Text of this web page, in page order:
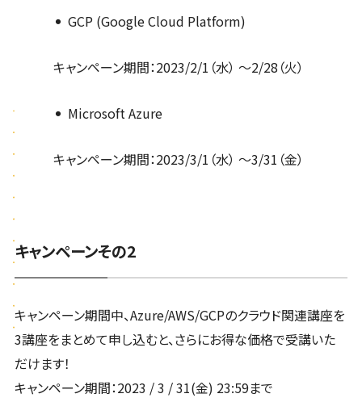
GCP (Google Cloud Platform)
キャンペーン期間：2023/2/1（水） ～2/28（火）
Microsoft Azure
キャンペーン期間：2023/3/1（水） ～3/31（金）
キャンペーンその2
キャンペーン期間中、Azure/AWS/GCPのクラウド関連講座を
3講座をまとめて申し込むと、さらにお得な価格で受講いた
だけます！
キャンペーン期間：2023 / 3 / 31(金) 23:59まで